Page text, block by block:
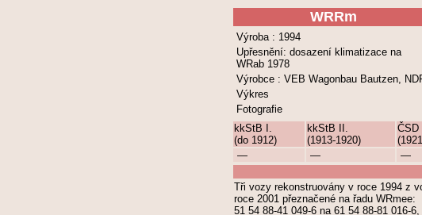
WRRm
Výroba : 1994
Upřesnění: dosazení klimatizace na
WRab 1978
Výrobce : VEB Wagonbau Bautzen,
Výkres
Fotografie
kkStB I.
(do 1912)
kkStB II.
(1913-1920)
ČSD
—
— —
Tři vozy rekonstruovány v roce 1994 z
roce 2001 přeznačené na řadu WRmee:
51 54 88-41 049-6 na 61 54 88-81 016-6,